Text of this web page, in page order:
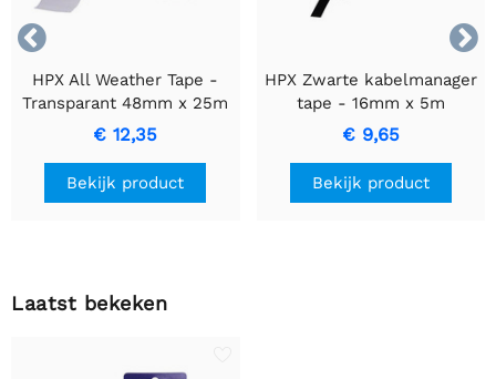


HPX All Weather Tape -
Transparant 48mm x 25m
Rol
€ 12,35
Bekijk product
HPX Zwarte kabelmanager
tape - 16mm x 5m
€ 9,65
Bekijk product
Laatst bekeken